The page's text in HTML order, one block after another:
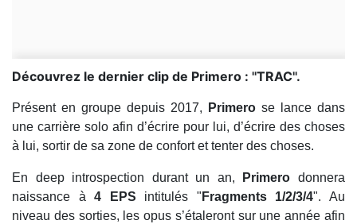
Découvrez le dernier clip de Primero : ''TRAC''.
Présent en groupe depuis 2017, Primero se lance dans
une carrière solo afin d’écrire pour lui, d’écrire des choses
à lui, sortir de sa zone de confort et tenter des choses.
En deep introspection durant un an, Primerodonnera
naissance à4 EPS intitulés " Fragments 1/2/3/4". Au
niveau des sorties, les opus s’étaleront sur une année afin